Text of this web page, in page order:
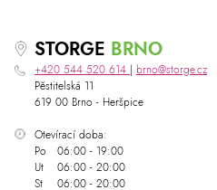
STORGE BRNO
+420 544 520 614
brno@storge.cz
Pěstitelská 11
619 00 Brno - Heršpice
Otevírací doba:
Po
06:00 - 19:00
Ut
06:00 - 20:00
St
06:00 - 20:00